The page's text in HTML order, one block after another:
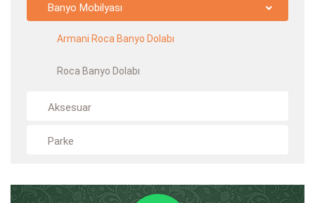
Banyo Mobilyası
Armani Roca Banyo Dolabı
Roca Banyo Dolabı
Aksesuar
Parke